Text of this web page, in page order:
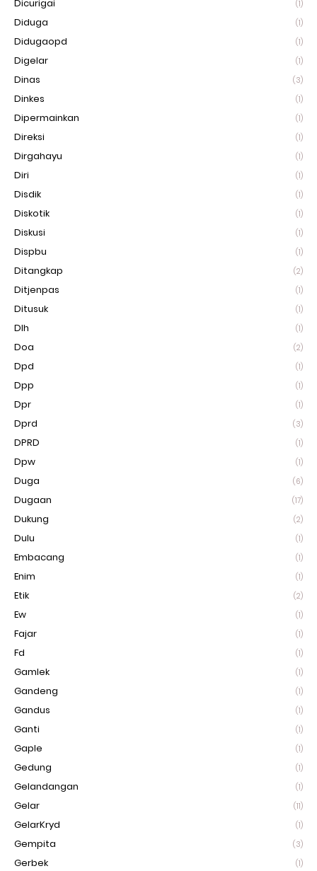
Dicurigai (1)
Diduga (1)
Didugaopd (1)
Digelar (1)
Dinas (3)
Dinkes (1)
Dipermainkan (1)
Direksi (1)
Dirgahayu (1)
Diri (1)
Disdik (1)
Diskotik (1)
Diskusi (1)
Dispbu (1)
Ditangkap (2)
Ditjenpas (1)
Ditusuk (1)
Dlh (1)
Doa (2)
Dpd (1)
Dpp (1)
Dpr (1)
Dprd (3)
DPRD (1)
Dpw (1)
Duga (6)
Dugaan (17)
Dukung (2)
Dulu (1)
Embacang (1)
Enim (1)
Etik (2)
Ew (1)
Fajar (1)
Fd (1)
Gamlek (1)
Gandeng (1)
Gandus (1)
Ganti (1)
Gaple (1)
Gedung (1)
Gelandangan (1)
Gelar (11)
GelarKryd (1)
Gempita (3)
Gerbek (1)